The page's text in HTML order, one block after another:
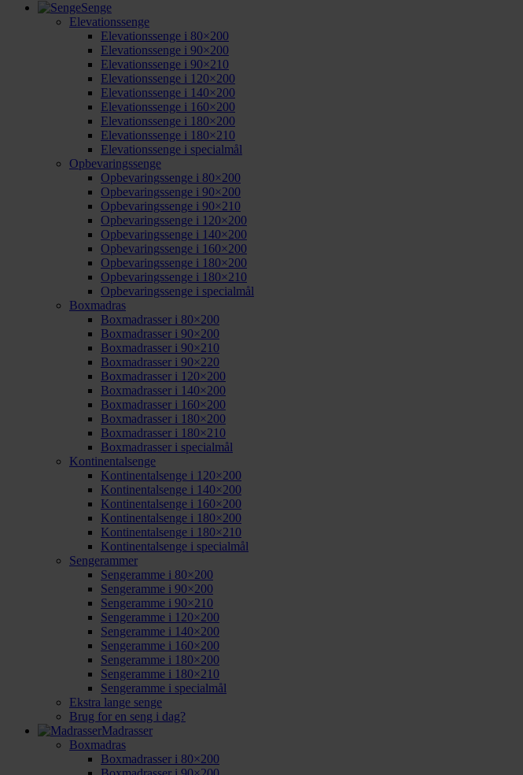
Senge
Elevationssenge
Elevationssenge i 80×200
Elevationssenge i 90×200
Elevationssenge i 90×210
Elevationssenge i 120×200
Elevationssenge i 140×200
Elevationssenge i 160×200
Elevationssenge i 180×200
Elevationssenge i 180×210
Elevationssenge i specialmål
Opbevaringssenge
Opbevaringssenge i 80×200
Opbevaringssenge i 90×200
Opbevaringssenge i 90×210
Opbevaringssenge i 120×200
Opbevaringssenge i 140×200
Opbevaringssenge i 160×200
Opbevaringssenge i 180×200
Opbevaringssenge i 180×210
Opbevaringssenge i specialmål
Boxmadras
Boxmadrasser i 80×200
Boxmadrasser i 90×200
Boxmadrasser i 90×210
Boxmadrasser i 90×220
Boxmadrasser i 120×200
Boxmadrasser i 140×200
Boxmadrasser i 160×200
Boxmadrasser i 180×200
Boxmadrasser i 180×210
Boxmadrasser i specialmål
Kontinentalsenge
Kontinentalsenge i 120×200
Kontinentalsenge i 140×200
Kontinentalsenge i 160×200
Kontinentalsenge i 180×200
Kontinentalsenge i 180×210
Kontinentalsenge i specialmål
Sengerammer
Sengeramme i 80×200
Sengeramme i 90×200
Sengeramme i 90×210
Sengeramme i 120×200
Sengeramme i 140×200
Sengeramme i 160×200
Sengeramme i 180×200
Sengeramme i 180×210
Sengeramme i specialmål
Ekstra lange senge
Brug for en seng i dag?
Madrasser
Boxmadras
Boxmadrasser i 80×200